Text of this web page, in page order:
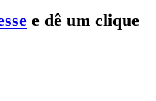
e dê um clique